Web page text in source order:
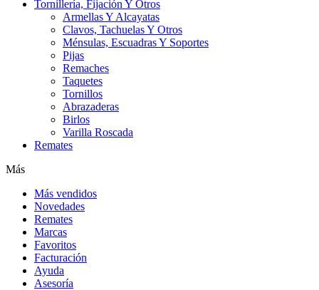
Tornillería, Fijación Y Otros
Armellas Y Alcayatas
Clavos, Tachuelas Y Otros
Ménsulas, Escuadras Y Soportes
Pijas
Remaches
Taquetes
Tornillos
Abrazaderas
Birlos
Varilla Roscada
Remates
Más
Más vendidos
Novedades
Remates
Marcas
Favoritos
Facturación
Ayuda
Asesoría